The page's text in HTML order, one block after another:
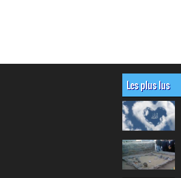
Les plus lus